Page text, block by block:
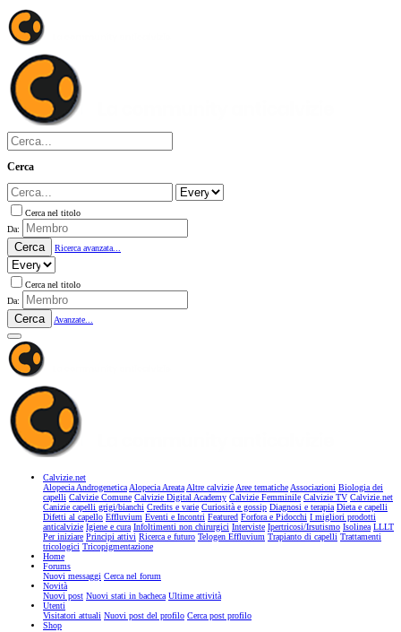
Cerca
Cerca nel titolo
Da:
Cerca Ricerca avanzata...
Cerca nel titolo
Da:
Cerca Avanzate...
Calvizie.net
Alopecia AndrogeneticaAlopecia AreataAltre calvizieAree tematicheAssociazioni Biologia dei
capelli Calvizie Comune Calvizie Digital Academy Calvizie Femminile Calvizie TV Calvizie.net
Canizie capelli grigi/bianchi Credits e varie Curiosità e gossip Diagnosi e terapia Dieta e capelli
Difetti al capello Effluvium Eventi e Incontri Featured Forfora e Pidocchi I migliori prodotti
anticalvizie Igiene e cura Infoltimenti non chirurgici Interviste Ipertricosi/Irsutismo Isolinea LLLT
Per iniziare Principi attivi Ricerca e futuro Telogen Effluvium Trapianto di capelli Trattamenti
tricologici Tricopigmentazione
Home
Forums
Nuovi messaggi Cerca nel forum
Novità
Nuovi post Nuovi stati in bacheca Ultime attività
Utenti
Visitatori attuali Nuovi post del profilo Cerca post profilo
Shop